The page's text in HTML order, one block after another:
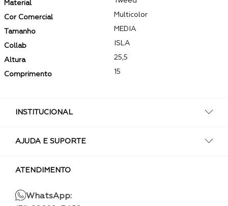
Material
Cor Comercial Multicolor
Tamanho MEDIA
Collab ISLA
Altura 25,5
Comprimento 15
INSTITUCIONAL
AJUDA E SUPORTE
ATENDIMENTO
WhatsApp: